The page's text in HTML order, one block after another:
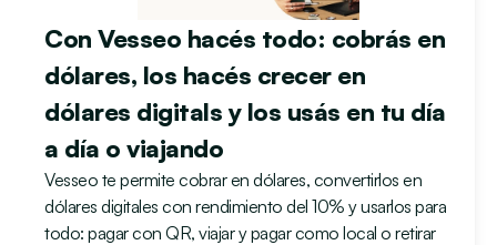
Con Vesseo hacés todo: cobrás en
dólares, los hacés crecer en
dólares digitals y los usás en tu día
a día o viajando
Vesseo te permite cobrar en dólares, convertirlos en
dólares digitales con rendimiento del 10% y usarlos para
todo: pagar con QR, viajar y pagar como local o retirar